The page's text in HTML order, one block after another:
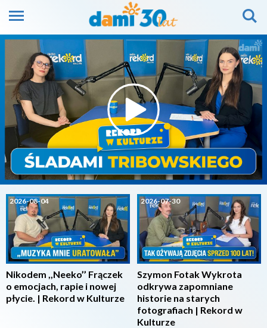
2026-08-04
Nikodem ,,Neeko’’ Frączek
o emocjach, rapie i nowej
płycie. | Rekord w Kulturze
2026-07-30
Szymon Fotak Wykrota
odkrywa zapomniane
historie na starych
fotografiach | Rekord w
Kulturze